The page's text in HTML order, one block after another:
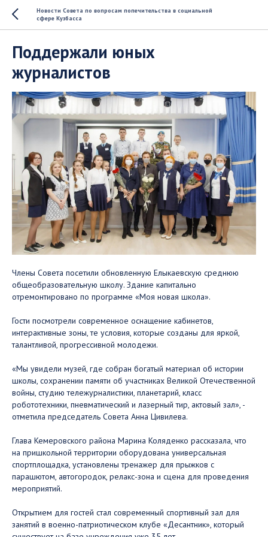
Новости Совета по вопросам попечительства в социальной
сфере Кузбасса
Поддержали юных
журналистов
Члены Совета посетили обновленную Елыкаевскую среднюю
общеобразовательную школу. Здание капитально
отремонтировано по программе «Моя новая школа».
Гости посмотрели современное оснащение кабинетов,
интерактивные зоны, те условия, которые созданы для яркой,
талантливой, прогрессивной молодежи.
«Мы увидели музей, где собран богатый материал об истории
школы, сохранении памяти об участниках Великой Отечественной
войны, студию тележурналистики, планетарий, класс
робототехники, пневматический и лазерный тир, актовый зал», -
отметила председатель Совета Анна Цивилева.
Глава Кемеровского района Марина Коляденко рассказала, что
на пришкольной территории оборудована универсальная
спортплощадка, установлены тренажер для прыжков с
парашютом, автогородок, релакс-зона и сцена для проведения
мероприятий.
Открытием для гостей стал современный спортивный зал для
занятий в военно-патриотическом клубе «Десантник», который